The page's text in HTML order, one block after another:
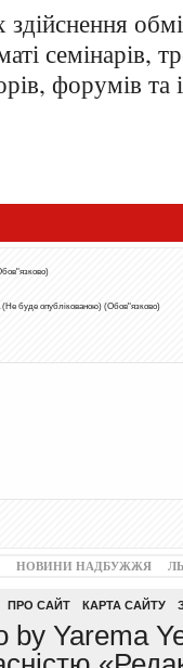
семінарів,
форумів та
буде опублікованою) (Обов"язково)
НОВИНИ НАДБУЖЖЯ
ПРО САЙТ КАРТА САЙТУ
by Yarema